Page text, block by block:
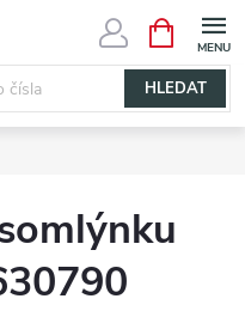
HLEDAT
NÁKUPNÍ
KOŠÍK